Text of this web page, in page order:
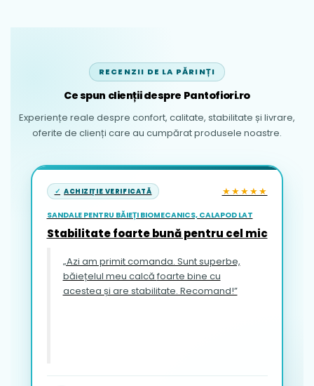
RECENZII DE LA PĂRINȚI
Ce spun clienții despre Pantofiori.ro
Experiențe reale despre confort, calitate, stabilitate și livrare,
oferite de clienți care au cumpărat produsele noastre.
ACHIZIȚIE VERIFICATĂ ★★★★★
SANDALE PENTRU BĂIEȚI BIOMECANICS, CALAPOD LAT
Stabilitate foarte bună pentru cel mic
„Azi am primit comanda. Sunt superbe,
băiețelul meu calcă foarte bine cu
acestea și are stabilitate. Recomand!”